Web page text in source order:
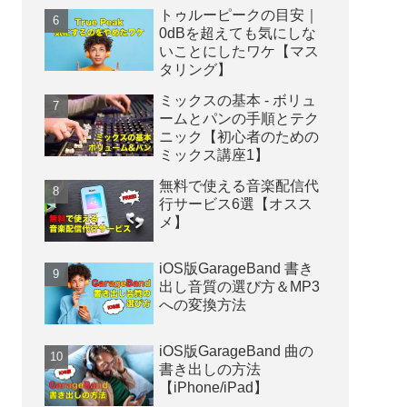
トゥルーピークの目安｜
0dBを超えても気にしな
いことにしたワケ【マス
タリング】
ミックスの基本 - ボリュ
ームとパンの手順とテク
ニック【初心者のための
ミックス講座1】
無料で使える音楽配信代
行サービス6選【オスス
メ】
iOS版GarageBand 書き
出し音質の選び方＆MP3
への変換方法
iOS版GarageBand 曲の
書き出しの方法
【iPhone/iPad】